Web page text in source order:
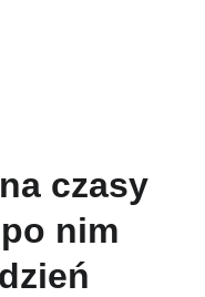
czasy
nim